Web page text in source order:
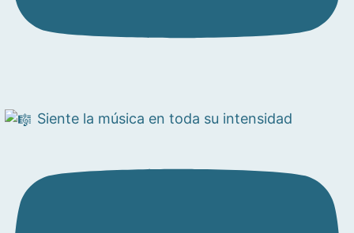
Siente la música en toda su intensidad